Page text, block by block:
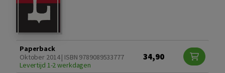
Paperback
Oktober 2014 | ISBN 9789089533777
Levertijd 1-2 werkdagen
34,90